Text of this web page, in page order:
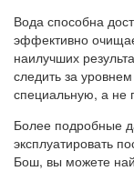
Вода способна
эффективно
наилучших
следить за
специальную, а не
Более подробные
эксплуатировать
Бош, вы можете